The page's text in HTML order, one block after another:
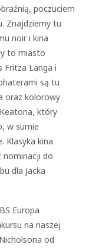
poczuciem
Znajdziemy tu
noir i kina
to miasto
Fritza Langa i
są tu
oraz kolorowy
który
w sumie
Klasyka kina
nominacji do
dla Jacka
Europa
na naszej
od